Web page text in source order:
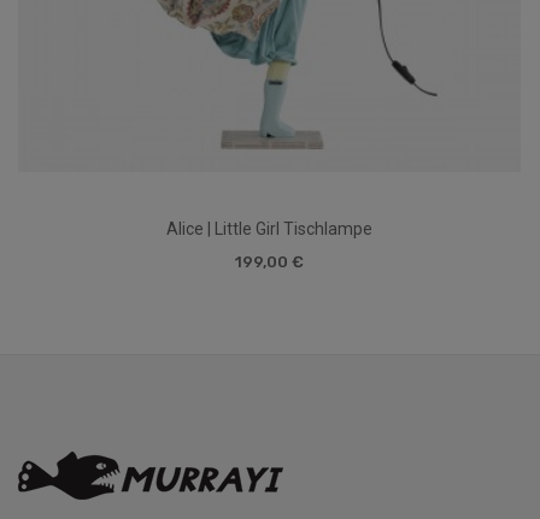
Alice | Little Girl Tischlampe
199,00 €